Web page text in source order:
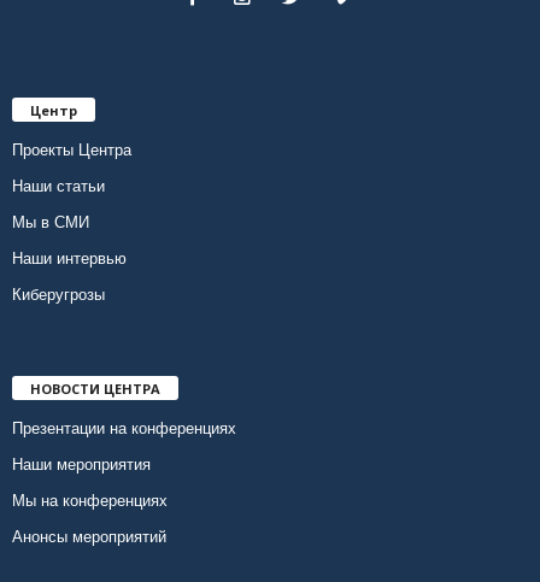
Центр
Проекты Центра
Наши статьи
Мы в СМИ
Наши интервью
Киберугрозы
НОВОСТИ ЦЕНТРА
Презентации на конференциях
Наши мероприятия
Мы на конференциях
Анонсы мероприятий